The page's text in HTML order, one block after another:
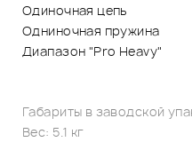
Одиночная цепь
Одниночная пружина
Диапазон "Pro Heavy"
Габариты в заводской
Вес: 5.1 кг